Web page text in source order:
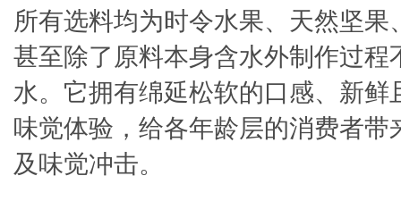
所有选料均为时令水果、天然坚果
甚至除了原料本身含水外制作过程
水。它拥有绵延松软的口感、新鲜
味觉体验，给各年龄层的消费者带
及味觉冲击。